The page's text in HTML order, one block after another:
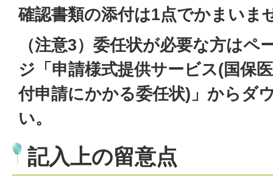
確認書類の添付は1点でかまいま
（注意3）委任状が必要な方はペ
ジ「申請様式提供サービス(国保
付申請にかかる委任状)」からダ
い。
記入上の留意点